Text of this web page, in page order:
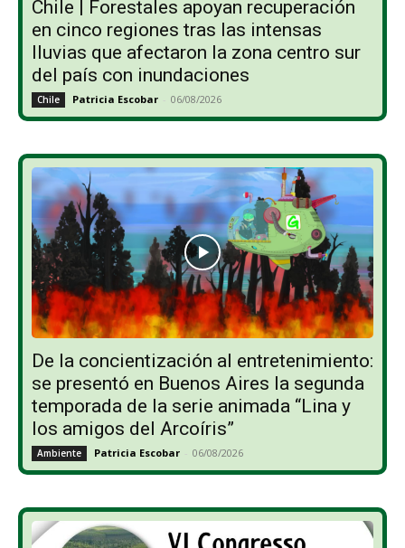
Chile | Forestales apoyan recuperación
en cinco regiones tras las intensas
lluvias que afectaron la zona centro sur
del país con inundaciones
Chile Patricia Escobar - 06/08/2026
De la concientización al entretenimiento:
se presentó en Buenos Aires la segunda
temporada de la serie animada “Lina y
los amigos del Arcoíris”
Ambiente Patricia Escobar - 06/08/2026